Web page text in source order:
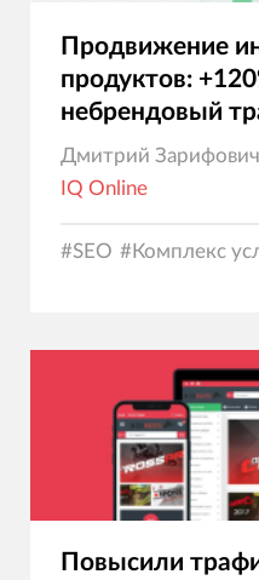
Продвижение
продуктов:
небрендовый
Дмитрий Зарифович
IQ Online
#SEO #Комплекс
Повысили